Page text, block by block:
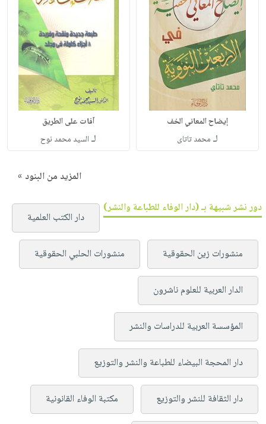
إيضاح المعاني الخف
لـ محمد تاتاى
آفات على الطريق
لـ السيد محمد نوح
المزيد من البنود »
دور نشر شبيهة بـ (دار الوفاء للطباعة والنشر)
دار الكتب العلمية
منشورات زين الحقوقية منشورات الحلبي الحقوقية
الدار العربية للعلوم ناشرون
المؤسسة العربية للدراسات والنشر
دار المحجة البيضاء للطباعة والنشر والتوزيع
دار الثقافة للنشر والتوزيع مكتبة الوفاء القانونية